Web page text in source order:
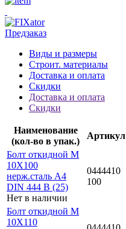
Предзаказ
Виды и размеры
Строит. материалы
Доставка и оплата
Скидки
Доставка и оплата
Скидки
Наименование
(кол-во в упак.)
Артикул
Болт откидной M
10Х100
нерж.сталь A4
DIN 444 B (25)
Нет в наличии
0444410
100
Болт откидной M
10Х110